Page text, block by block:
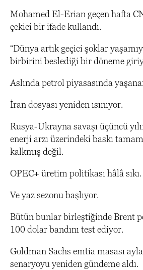
Mohamed El-Erian geçen hafta
çekici bir ifade kullandı.
“Dünya artık geçici şoklar
birbirini beslediği bir döneme
Aslında petrol piyasasında
İran dosyası yeniden ısınıyor.
Rusya-Ukrayna savaşı üçüncü
enerji arzı üzerindeki baskı
kalkmış değil.
OPEC+ üretim politikası hâlâ sıkı.
Ve yaz sezonu başlıyor.
Bütün bunlar birleştiğinde Brent
100 dolar bandını test ediyor.
Goldman Sachs emtia masası
senaryoyu yeniden gündeme aldı.